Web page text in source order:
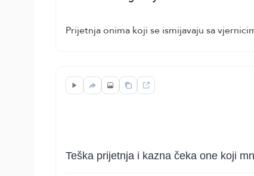
Prijetnja onima koji se ismijavaju sa
Teška prijetnja i kazna čeka one koji